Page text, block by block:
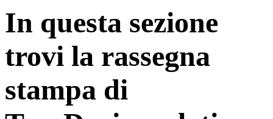
In questa sezione
trovi la rassegna
stampa di